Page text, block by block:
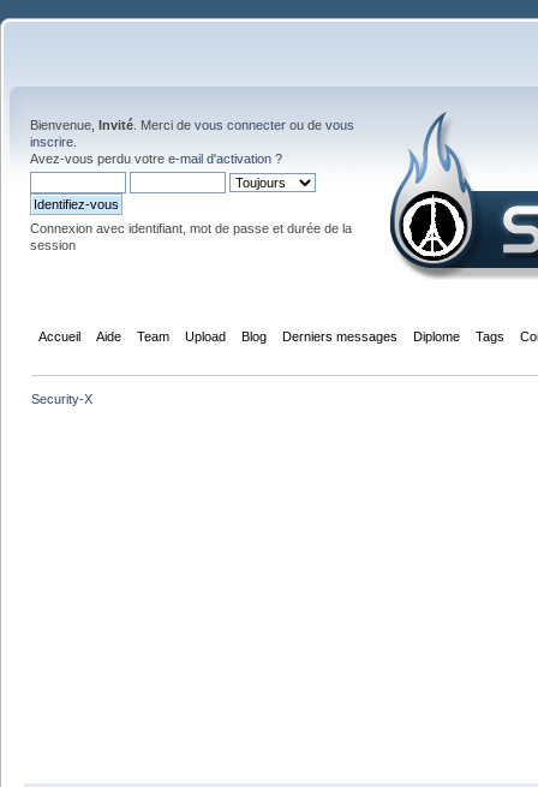
Bienvenue, Invité . Merci de vous connecter ou de vous
inscrire
Avez-vous perdu votre e-mail d'activation ?
Connexion avec identifiant, mot de passe et durée de la
session
Accueil Aide Team Upload Blog Derniers messages Diplome Tags
Security-X